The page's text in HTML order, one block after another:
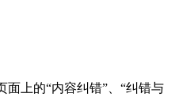
上的“内容纠错”、“纠错与